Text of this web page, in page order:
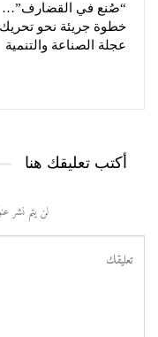
“صُنع في القضارف”…
خطوة جريئة نحو تحريك
عجلة الصناعة والتنمية
أكتب تعليقك هنا
لن يتم نشر